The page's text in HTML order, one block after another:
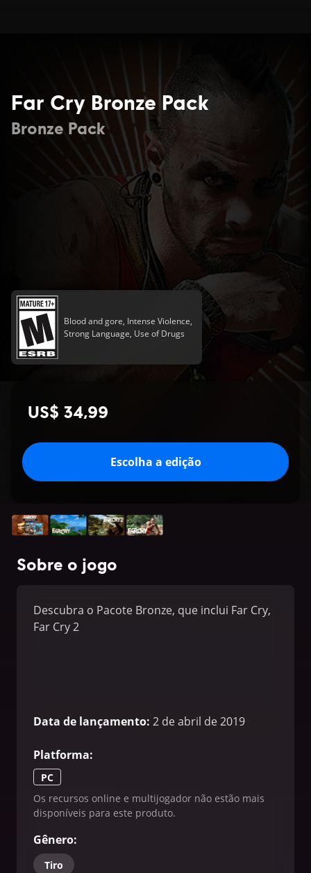
Far Cry Bronze Pack
Bronze Pack
Blood and gore, Intense Violence,
Strong Language, Use of Drugs
US$ 34,99
Escolha a edição
Sobre o jogo
Descubra o Pacote Bronze, que inclui Far Cry,
Far Cry 2
Data de lançamento: 2 de abril de 2019
Platforma:
PC
Os recursos online e multijogador não estão mais
disponíveis para este produto.
Gênero:
Tiro